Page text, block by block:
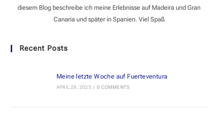
diesem Blog beschreibe ich meine Erlebnisse auf Madeira und Gran
Canaria und später in Spanien. Viel Spaß
Recent Posts
Meine letzte Woche auf Fuerteventura
APRIL 28, 2025 / 0 COMMENTS